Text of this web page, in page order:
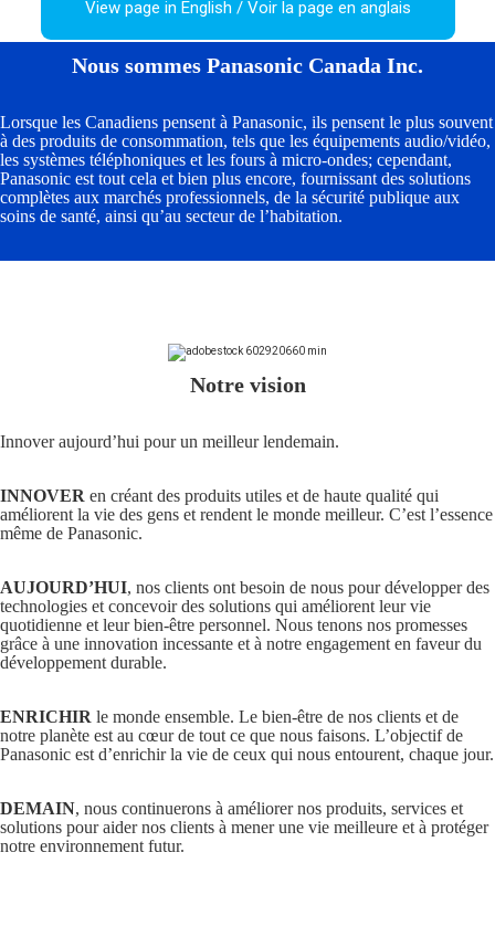
View page in English / Voir la page en anglais
Nous sommes Panasonic Canada Inc.
Lorsque les Canadiens pensent à Panasonic, ils pensent le plus souvent
à des produits de consommation, tels que les équipements audio/vidéo,
les systèmes téléphoniques et les fours à micro-ondes; cependant,
Panasonic est tout cela et bien plus encore, fournissant des solutions
complètes aux marchés professionnels, de la sécurité publique aux
soins de santé, ainsi qu’au secteur de l’habitation.
Notre vision
Innover aujourd’hui pour un meilleur lendemain.
INNOVER en créant des produits utiles et de haute qualité qui
améliorent la vie des gens et rendent le monde meilleur. C’est l’essence
même de Panasonic.
AUJOURD’HUI, nos clients ont besoin de nous pour développer des
technologies et concevoir des solutions qui améliorent leur vie
quotidienne et leur bien-être personnel. Nous tenons nos promesses
grâce à une innovation incessante et à notre engagement en faveur du
développement durable.
ENRICHIR le monde ensemble. Le bien-être de nos clients et de
notre planète est au cœur de tout ce que nous faisons. L’objectif de
Panasonic est d’enrichir la vie de ceux qui nous entourent, chaque jour.
DEMAIN, nous continuerons à améliorer nos produits, services et
solutions pour aider nos clients à mener une vie meilleure et à protéger
notre environnement futur.